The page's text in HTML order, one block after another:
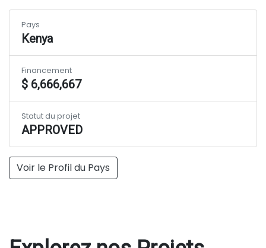
Voir le Profil du Pays
Pays
Kenya
Financement
$ 6,666,667
Statut du projet
APPROVED